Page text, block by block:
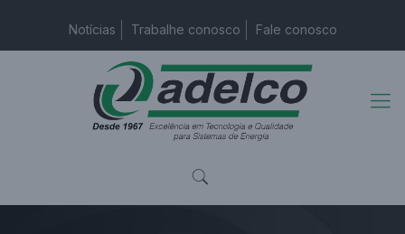
Notícias Trabalhe conosco Fale conosco